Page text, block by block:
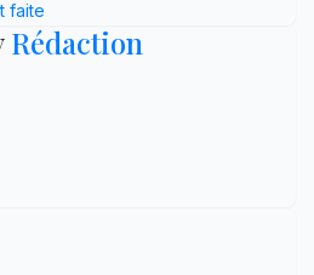
faite
Rédaction